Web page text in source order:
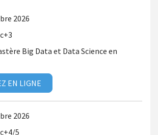
2026
Big Data et Data Science en
EN LIGNE
2026
5